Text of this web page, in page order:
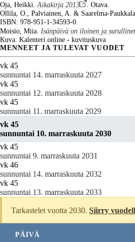
Oja, Heikki.Aikakirja 2013
. Otava.
Ollila, O., Palviainen, A. & Saarelma-
ISBN: 978-951-1-34593-0.
Moisio, Miia. Isänpäivä on iloinen ja
Kuva: Kalenteri.online - kuvituskuva
MENNEET JA TULEVAT VUODET
vk 45
sunnuntai 14. marraskuuta 2027
vk 45
sunnuntai 12. marraskuuta 2028
vk 45
sunnuntai 11. marraskuuta 2029
vk 45
sunnuntai 10. marraskuuta 2030
vk 45
sunnuntai 9. marraskuuta 2031
vk 46
sunnuntai 14. marraskuuta 2032
vk 45
sunnuntai 13. marraskuuta 2033
Tarkastelet vuotta 2030.Siirry
PÄIVÄ